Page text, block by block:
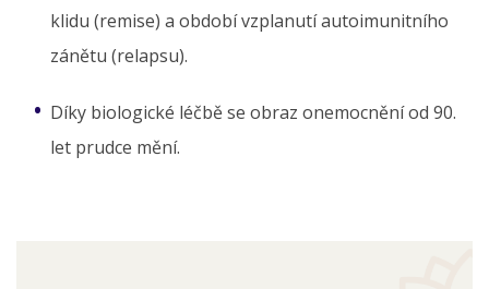
klidu (remise) a období vzplanutí autoimunitního
zánětu (relapsu).
Díky biologické léčbě se obraz onemocnění od 90.
let prudce mění.